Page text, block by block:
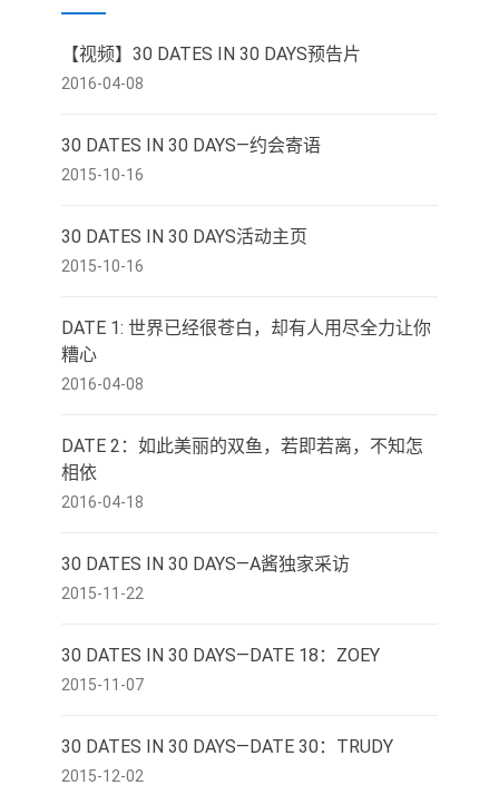
【视频】30 DATES IN 30 DAYS预告片
2016-04-08
30 DATES IN 30 DAYS—约会寄语
2015-10-16
30 DATES IN 30 DAYS活动主页
2015-10-16
DATE 1: 世界已经很苍白，却有人用尽全力让你
糟心
2016-04-08
DATE 2：如此美丽的双鱼，若即若离，不知怎
相依
2016-04-18
30 DATES IN 30 DAYS—A酱独家采访
2015-11-22
30 DATES IN 30 DAYS—DATE 18：ZOEY
2015-11-07
30 DATES IN 30 DAYS—DATE 30：TRUDY
2015-12-02